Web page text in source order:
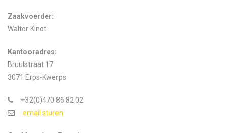
Zaakvoerder:
Walter Kinot
Kantooradres:
Bruulstraat 17
3071 Erps-Kwerps
+32(0)470 86 82 02
email sturen